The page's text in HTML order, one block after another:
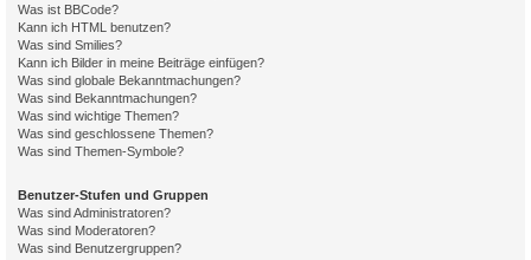
Was ist BBCode?
Kann ich HTML benutzen?
Was sind Smilies?
Kann ich Bilder in meine Beiträge einfügen?
Was sind globale Bekanntmachungen?
Was sind Bekanntmachungen?
Was sind wichtige Themen?
Was sind geschlossene Themen?
Was sind Themen-Symbole?
Benutzer-Stufen und Gruppen
Was sind Administratoren?
Was sind Moderatoren?
Was sind Benutzergruppen?